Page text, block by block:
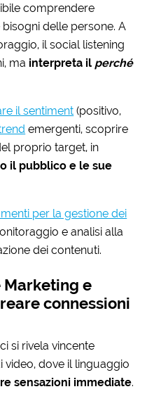
comprendere
delle persone. A
il social listening
ma interpreta il perché
il sentiment (positivo,
emergenti, scoprire
proprio target, in
il pubblico e le sue
per la gestione dei
e analisi alla
dei contenuti.
Marketing e
connessioni
si rivela vincente
dove il linguaggio
sensazioni immediate.